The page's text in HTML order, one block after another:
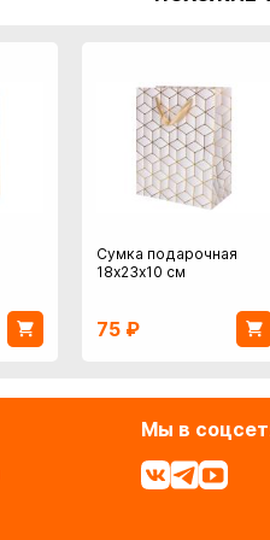
Сумка подарочная
18х23х10 см
75 ₽
Мы в